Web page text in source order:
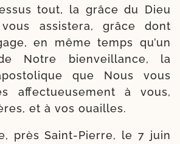
tout, la grâce du Dieu
assis­te­ra, grâce dont
en même temps qu’un
Notre bien­veillance, la
que Nous vous
affec­tueu­se­ment à vous,
et à vos ouailles.
près Saint-​Pierre, le 7 juin